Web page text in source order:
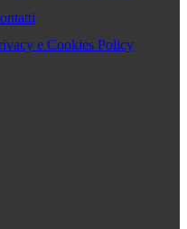
e Cookies Policy